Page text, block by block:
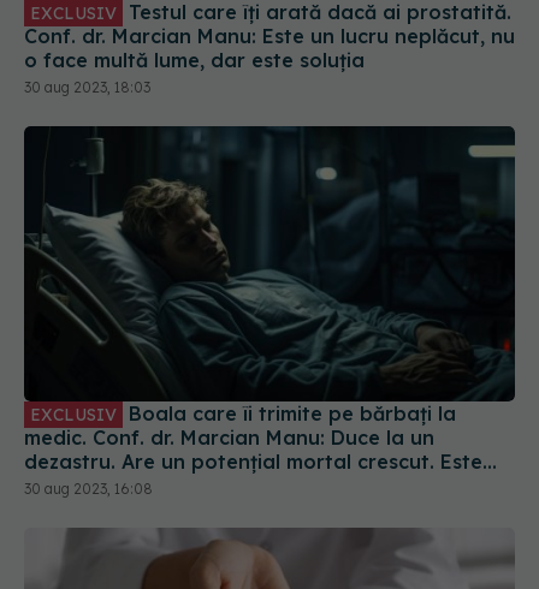
EXCLUSIV
Conf. dr. Marcian Manu: Este un lucru neplăcut, nu
o face multă lume, dar este soluția
30 aug 2023, 18:03
EXCLUSIV
medic. Conf. dr. Marcian Manu: Duce la un
dezastru. Are un potențial mortal crescut. Este
zgomotoasă și violentă
30 aug 2023, 16:08